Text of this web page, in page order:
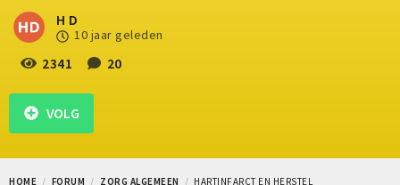
H D
10 jaar geleden
2341 20
VOLG
HOME FORUM ZORG ALGEMEEN HARTINFARCT EN HERSTEL